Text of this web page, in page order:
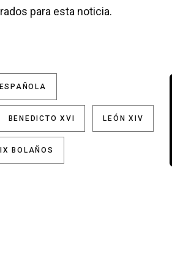
para esta noticia.
BENEDICTO XVI LEÓN XIV
BOLAÑOS